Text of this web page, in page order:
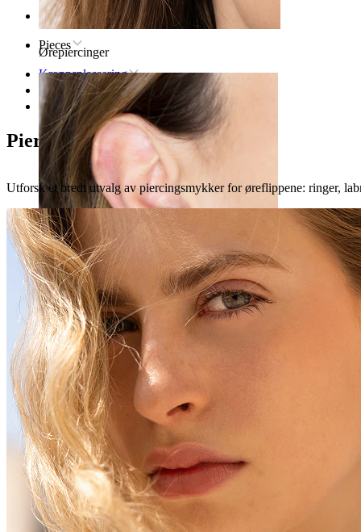
Ørepiercinger
Øreflipp
Hjem
Pieces
Kroppsplassering
Øre
Øreflipp
Piercingsmykker for øreflippene
Utforsk et bredt utvalg av piercingsmykker for øreflippene: ringer,